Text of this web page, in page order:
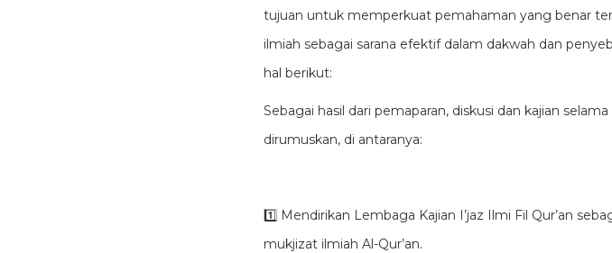
tujuan untuk memperkuat pemahaman yang benar
ilmiah sebagai sarana efektif dalam dakwah dan
hal berikut:
Sebagai hasil dari pemaparan, diskusi dan kajian
dirumuskan, di antaranya:
1️⃣ Mendirikan Lembaga Kajian I’jaz Ilmi Fil Qur’an
mukjizat ilmiah Al-Qur’an.